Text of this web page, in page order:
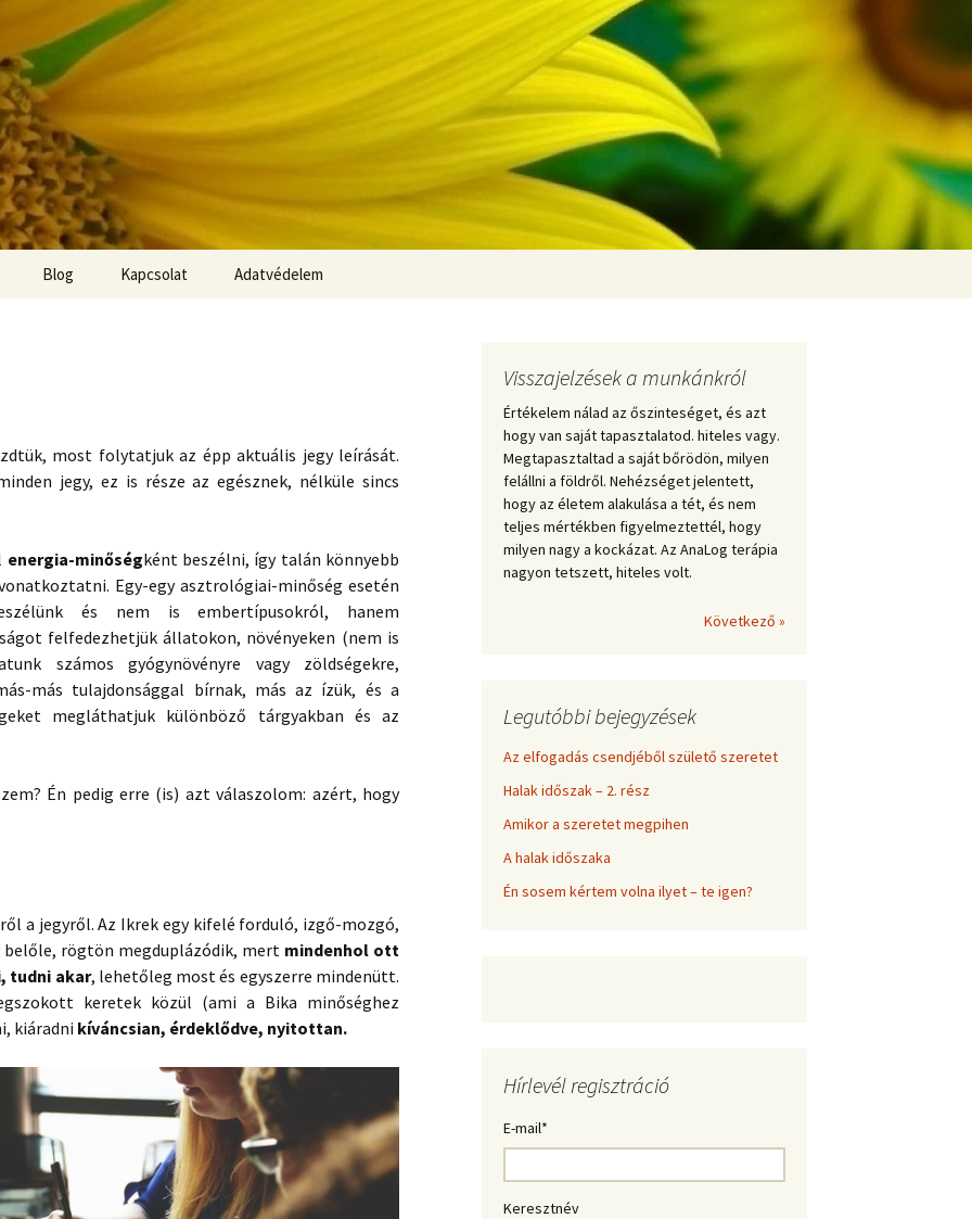
Blog Kapcsolat Adatvédelem
most folytatjuk az épp aktuális jegy leírását.
jegy, ez is része az egésznek, nélküle sincs
energia-minőségként beszélni, így talán könnyebb
Egy-egy asztrológiai-minőség esetén
és nem is embertípusokról, hanem
felfedezhetjük állatokon, növényeken (nem is
számos gyógynövényre vagy zöldségekre,
más tulajdonsággal bírnak, más az ízük, és a
megláthatjuk különböző tárgyakban és az
Én pedig erre (is) azt válaszolom: azért, hogy
a jegyről. Az Ikrek egy kifelé forduló, izgő-mozgó,
belőle, rögtön megduplázódik, mert mindenhol ott
tudni akar, lehetőleg most és egyszerre mindenütt.
keretek közül (ami a Bika minőséghez
kiáradni kíváncsian, érdeklődve, nyitottan.
Visszajelzések a munkánkról
Értékelem nálad az őszinteséget, és azt
hogy van saját tapasztalatod. hiteles vagy.
Megtapasztaltad a saját bőrödön, milyen
felállni a földről. Nehézséget jelentett,
hogy az életem alakulása a tét, és nem
teljes mértékben figyelmeztettél, hogy
milyen nagy a kockázat. Az AnaLog terápia
nagyon tetszett, hiteles volt.
Következő »
Legutóbbi bejegyzések
Az elfogadás csendjéből születő szeretet
Halak időszak – 2. rész
Amikor a szeretet megpihen
A halak időszaka
Én sosem kértem volna ilyet – te igen?
Hírlevél regisztráció
E-mail*
Keresztnév